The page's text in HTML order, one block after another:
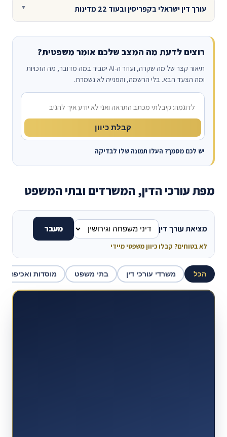
עורך דין ישראלי בקפריסין ובעוד 22 מדינות
רוצים לדעת מה המצב שלכם אומר משפטית?
תיאור קצר של מה שקרה, ועוזר ה-AI יסביר במה מדובר, מה הזכויות
ומה הצעד הבא. בלי הרשמה, והפנייה לא נשמרת.
מה קרה?
קבלת כיוון
יש לכם מסמך? העלו תמונה שלו לבדיקה
מפת עורכי הדין, המשרדים ובתי המשפט
מציאת עורך דין מעבר
לא בטוחים? קבלו כיוון משפטי מיידי
הכל משרדי עורכי דין בתי משפט מוסדות ואכיפה